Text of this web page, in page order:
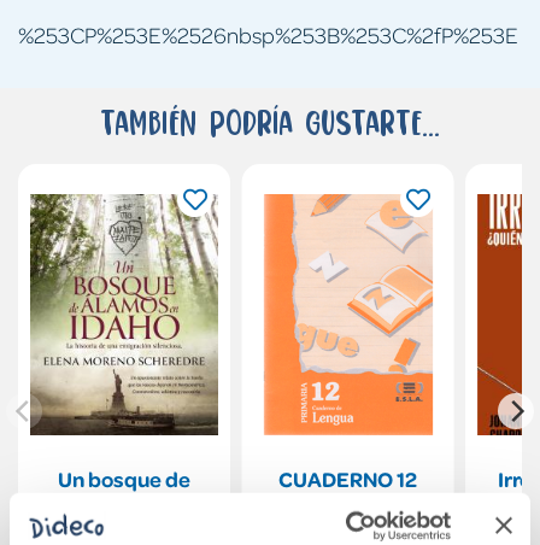
%253CP%253E%2526nbsp%253B%253C%2fP%253E
También podría gustarte...
Un bosque de
CUADERNO 12
LENGUA PRIMARIA